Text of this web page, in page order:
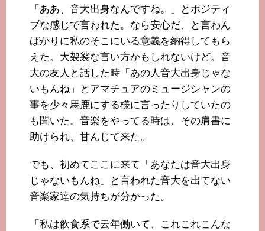
「ああ、音大出身なんですね。」とポジティ
ブな感じで言われた。なら安心だ、と言わん
ばかりに私のそこにいる意義を納得してもら
えた。大袈裟な言い方かもしれないけど。音
大の友人と話した時「あの人音大出身じゃな
いもんね」とアマチュアのミュージシャンの
事を少々馬鹿にする様に言ったりしていたの
も聞いた。音楽をやってる時は、その肩書に
助けられ、甘んじて来た。
でも、初めてここに来て「あなたは音大出身
じゃないもんね」と言われた音大を出てない
音楽家達の気持ちが分かった。
「私は飲食系で云年働いて、これこれこんな